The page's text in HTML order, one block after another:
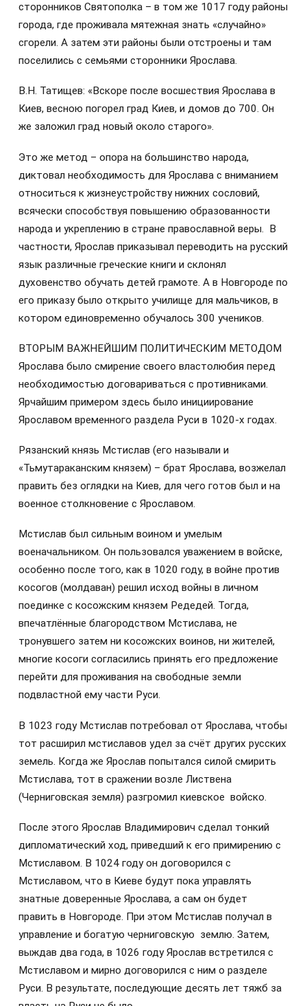
сторонников Святополка – в том же 1017 году районы
города, где проживала мятежная знать «случайно»
сгорели. А затем эти районы были отстроены и там
поселились с семьями сторонники Ярослава.
В.Н. Татищев: «Вскоре после восшествия Ярослава в
Киев, весною погорел град Киев, и домов до 700. Он
же заложил град новый около старого».
Это же метод – опора на большинство народа,
диктовал необходимость для Ярослава с вниманием
относиться к жизнеустройству нижних сословий,
всячески способствуя повышению образованности
народа и укреплению в стране православной веры. В
частности, Ярослав приказывал переводить на русский
язык различные греческие книги и склонял
духовенство обучать детей грамоте. А в Новгороде по
его приказу было открыто училище для мальчиков, в
котором единовременно обучалось 300 учеников.
ВТОРЫМ ВАЖНЕЙШИМ ПОЛИТИЧЕСКИМ МЕТОДОМ
Ярослава было смирение своего властолюбия перед
необходимостью договариваться с противниками.
Ярчайшим примером здесь было инициирование
Ярославом временного раздела Руси в 1020-х годах.
Рязанский князь Мстислав (его называли и
«Тьмутараканским князем) – брат Ярослава, возжелал
править без оглядки на Киев, для чего готов был и на
военное столкновение с Ярославом.
Мстислав был сильным воином и умелым
военачальником. Он пользовался уважением в войске,
особенно после того, как в 1020 году, в войне против
косогов (молдаван) решил исход войны в личном
поединке с косожским князем Редедей. Тогда,
впечатлённые благородством Мстислава, не
тронувшего затем ни косожских воинов, ни жителей,
многие косоги согласились принять его предложение
перейти для проживания на свободные земли
подвластной ему части Руси.
В 1023 году Мстислав потребовал от Ярослава, чтобы
тот расширил мстиславов удел за счёт других русских
земель. Когда же Ярослав попытался силой смирить
Мстислава, тот в сражении возле Листвена
(Черниговская земля) разгромил киевское войско.
После этого Ярослав Владимирович сделал тонкий
дипломатический ход, приведший к его примирению с
Мстиславом. В 1024 году он договорился с
Мстиславом, что в Киеве будут пока управлять
знатные доверенные Ярослава, а сам он будет
править в Новгороде. При этом Мстислав получал в
управление и богатую черниговскую землю. Затем,
выждав два года, в 1026 году Ярослав встретился с
Мстиславом и мирно договорился с ним о разделе
Руси. В результате, последующие десять лет тяжб за